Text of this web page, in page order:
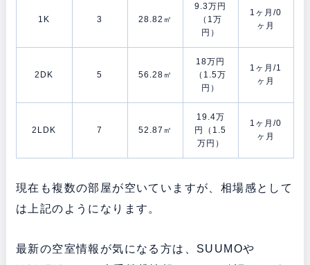
1K 3 28.82㎡
9.3万円
（1万
円）
1ヶ月/0
ヶ月
2DK 5 56.28㎡
18万円
（1.5万
円）
1ヶ月/1
ヶ月
2LDK 7 52.87㎡
19.4万
円（1.5
万円）
1ヶ月/0
ヶ月
現在も複数の部屋が空いていますが、相場感として
は上記のようになります。
最新の空室情報が気になる方は、SUUMOや